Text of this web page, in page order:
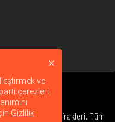
kuruluşları ve iştirakleri. Tüm
ve
çerezleri
Gizlilik